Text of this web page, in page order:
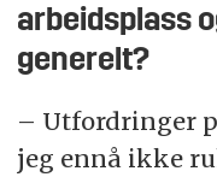
arbeidsplass
generelt?
– Utfordringer
jeg ennå ikke